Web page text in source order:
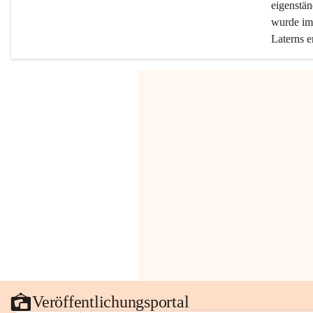
wurde
Laterns
Veröffentlichungsportal